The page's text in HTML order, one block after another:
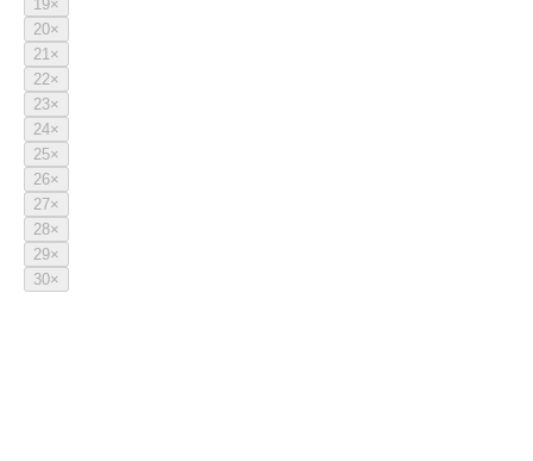
19×
20×
21×
22×
23×
24×
25×
26×
27×
28×
29×
30×